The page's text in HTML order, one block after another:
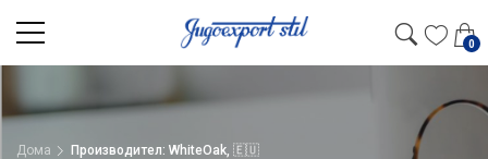
0
Дома Производител: WhiteOak, 🇪🇺